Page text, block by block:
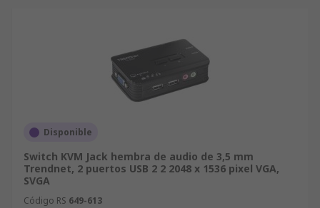
Disponible
Switch KVM Jack hembra de audio de 3,5 mm
Trendnet, 2 puertos USB 2 2 2048 x 1536 pixel VGA,
SVGA
Código RS 649-613